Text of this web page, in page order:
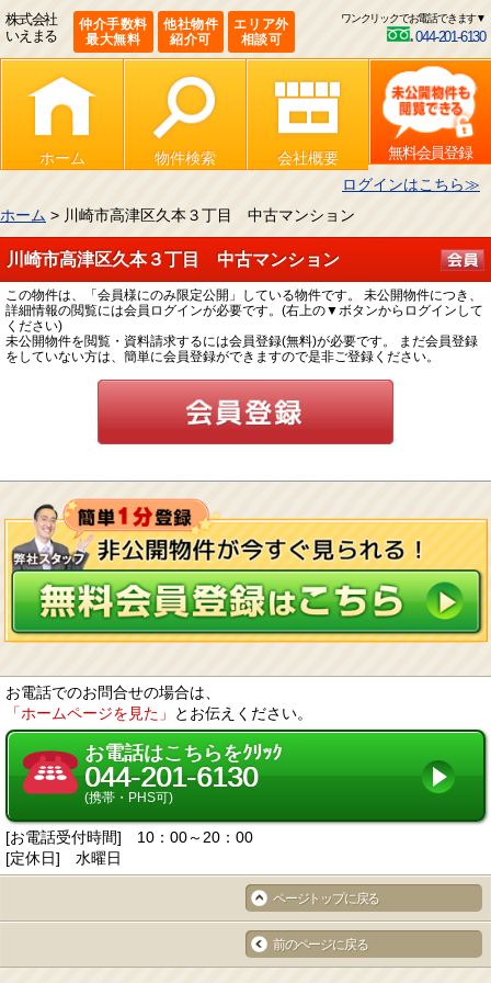
株式会社
いえまる
仲介手数料
最大無料
他社物件
紹介可
エリア外
相談可
ワンクリックでお電話できます▼
044-201-6130
ホーム 物件検索 会社概要
無料会員登録
ログインはこちら≫
ホーム > 川崎市高津区久本３丁目 中古マンション
川崎市高津区久本３丁目 中古マンション
この物件は、「会員様にのみ限定公開」している物件です。 未公開物件につき、
詳細情報の閲覧には会員ログインが必要です。(右上の▼ボタンからログインして
ください)
未公開物件を閲覧・資料請求するには会員登録(無料)が必要です。 まだ会員登録
をしていない方は、簡単に会員登録ができますので是非ご登録ください。
お電話でのお問合せの場合は、
「ホームページを見た」
とお伝えください。
お電話はこちらをｸﾘｯｸ
044-201-6130
(携帯・PHS可)
[お電話受付時間] 10：00～20：00
[定休日] 水曜日
ページトップに戻る
前のページに戻る